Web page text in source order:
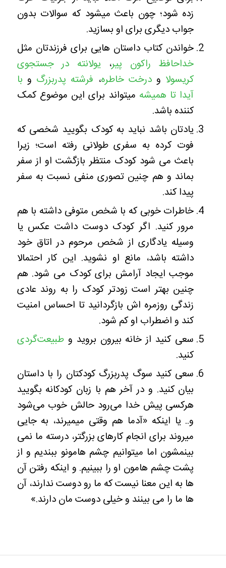
زده شود؛ چون باعث میشود که سوالات بدون
جواب دیگری برای او بسازید.
خواندن کتاب داستان هایی برای فرزندتان مثل
خداحافظ راکون پیر، یولانته در جستجوی
کریسولا ودرخت خاطره، فرشته پدربزرگ و با
آیدا تا همیشه میتواند برای این موضوع کمک
کننده باشد.
یادتان باشد نباید به کودک بگویید شخصی که
فوت کرده به سفری طولانی رفته است؛ زیرا
باعث می شود کودک منتظر بازگشت او از سفر
بماند و هم چنین تصوری منفی نسبت به سفر
پیدا کند.
خاطرات خوبی که با شخص متوفی داشته با هم
مرور کنید. اگر کودک دوست داشت عکس یا
وسیله یادگاری از شخص مرحوم در اتاق خود
داشته باشد، مانع او نشوید. این کار احتمالا
موجب ایجاد آرامش برای کودک می شود. هم
چنین بهتر است زودتر کودک را به روند عادی
زندگی روزمره اش بازگردانید تا احساس امنیت
کند و اضطراب او کم شود.
سعی کنید از خانه بیرون بروید وطبیعت‌گردی
کنید.
سعی کنید سوگ پدربزرگ کودکتان را با داستان
بیان کنید. و در آخر هم با زبان کودکانه بگویید
هرکسی پیش خدا می‌رود حالش خوب می‌شود
و.. یا اینکه «آدما هم وقتی میمیرند، به جایی
میروند برای انجام کارهای بزرگتر، درسته ما نمی
بینمشون اما میتوانیم چشم هامونو ببندیم و از
پشت چشم هامون او را ببینیم. و اینکه رفتن آن
ها به این معنا نیست که ما رو دوست ندارند، آن
ها ما را می بینند و خیلی دوست مان دارند.»